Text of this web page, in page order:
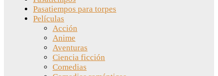
Pasatiempos para torpes
Películas
Acción
Anime
Aventuras
Ciencia ficción
Comedias